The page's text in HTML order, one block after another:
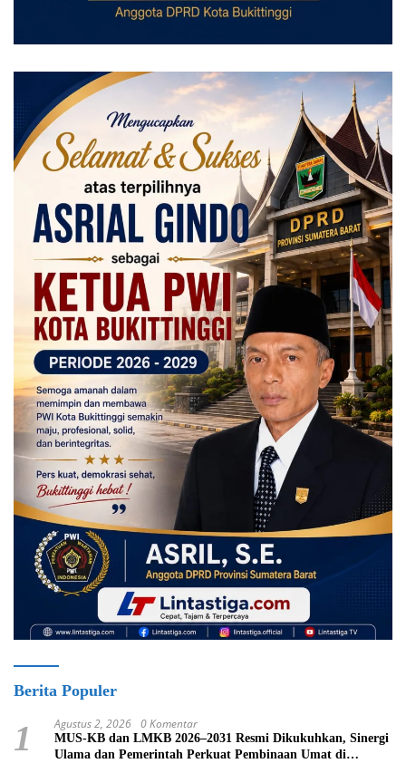
Berita Populer
1 Agustus 2, 2026 0 Komentar
MUS-KB dan LMKB 2026–2031 Resmi Dikukuhkan, Sinergi
Ulama dan Pemerintah Perkuat Pembinaan Umat di